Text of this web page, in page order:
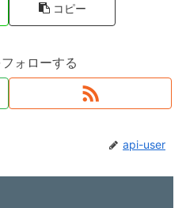
コピー
ォローする
api-user